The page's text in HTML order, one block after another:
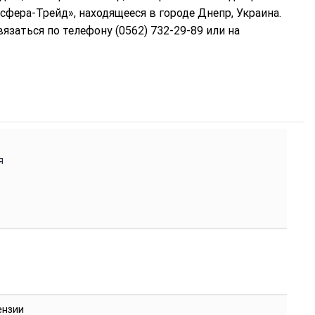
Трейд», находящееся в городе Днепр, Украина.
по телефону (0562) 732-29-89 или на